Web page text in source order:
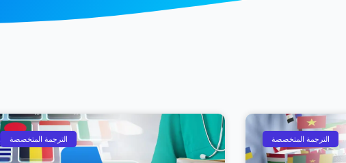
الترجمة المتخصصة الترجمة المتخصصة